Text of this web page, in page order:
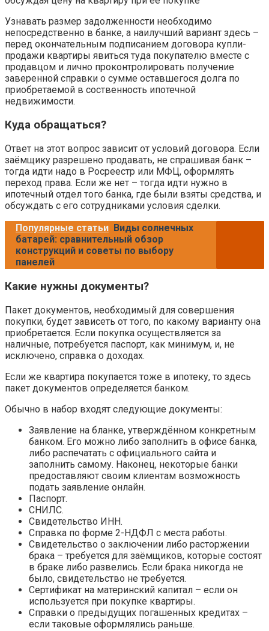
Узнавать размер задолженности необходимо
непосредственно в банке, а наилучший вариант здесь –
перед окончательным подписанием договора купли-
продажи квартиры явиться туда покупателю вместе с
продавцом и лично проконтролировать получение
заверенной справки о сумме оставшегося долга по
приобретаемой в соственность ипотечной
недвижимости.
Куда обращаться?
Ответ на этот вопрос зависит от условий договора. Если
заёмщику разрешено продавать, не спрашивая банк –
тогда идти надо в Росреестр или МФЦ, оформлять
переход права. Если же нет – тогда идти нужно в
ипотечный отдел того банка, где были взяты средства, и
обсуждать с его сотрудниками условия сделки.
Популярные статьи Виды солнечных
батарей: сравнительный обзор
конструкций и советы по выбору
панелей
Какие нужны документы?
Пакет документов, необходимый для совершения
покупки, будет зависеть от того, по какому варианту она
приобретается. Если покупка осуществляется за
наличные, потребуется паспорт, как минимум, и, не
исключено, справка о доходах.
Если же квартира покупается тоже в ипотеку, то здесь
пакет документов определяется банком.
Обычно в набор входят следующие документы:
Заявление на бланке, утверждённом конкретным
банком. Его можно либо заполнить в офисе банка,
либо распечатать с официального сайта и
заполнить самому. Наконец, некоторые банки
предоставляют своим клиентам возможность
подать заявление онлайн.
Паспорт.
СНИЛС.
Свидетельство ИНН.
Справка по форме 2-НДФЛ с места работы.
Свидетельство о заключении либо расторжении
брака – требуется для заёмщиков, которые состоят
в браке либо развелись. Если брака никогда не
было, свидетельство не требуется.
Сертификат на материнский капитал – если он
используется при покупке квартиры.
Справки о предыдущих погашенных кредитах –
если таковые оформлялись раньше.